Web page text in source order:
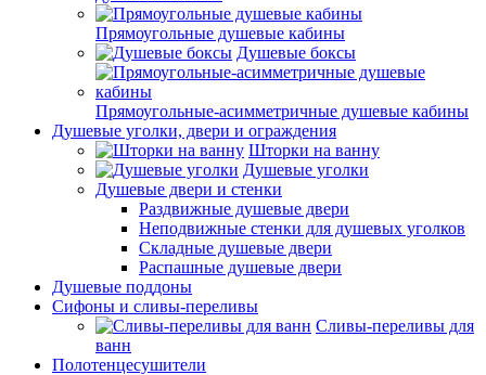
Прямоугольные душевые кабины
Душевые боксы
Прямоугольные-асимметричные душевые кабины
Душевые уголки, двери и ограждения
Шторки на ванну
Душевые уголки
Душевые двери и стенки
Раздвижные душевые двери
Неподвижные стенки для душевых уголков
Складные душевые двери
Распашные душевые двери
Душевые поддоны
Сифоны и сливы-переливы
Сливы-переливы для
ванн
Полотенцесушители